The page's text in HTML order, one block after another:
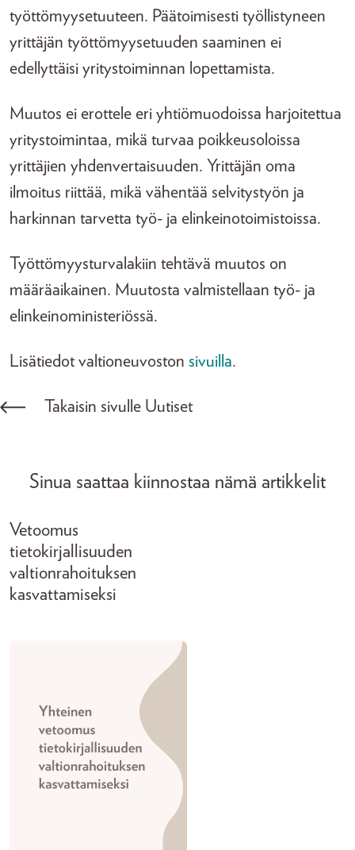
työttömyysetuuteen. Päätoimisesti työllistyneen
yrittäjän työttömyysetuuden saaminen ei
edellyttäisi yritystoiminnan lopettamista.
Muutos ei erottele eri yhtiömuodoissa harjoitettua
yritystoimintaa, mikä turvaa poikkeusoloissa
yrittäjien yhdenvertaisuuden. Yrittäjän oma
ilmoitus riittää, mikä vähentää selvitystyön ja
harkinnan tarvetta työ- ja elinkeinotoimistoissa.
Työttömyysturvalakiin tehtävä muutos on
määräaikainen. Muutosta valmistellaan työ- ja
elinkeinoministeriössä.
Lisätiedot valtioneuvoston sivuilla.
Takaisin sivulle Uutiset
Sinua saattaa kiinnostaa nämä artikkelit
Vetoomus
tietokirjallisuuden
valtionrahoituksen
kasvattamiseksi